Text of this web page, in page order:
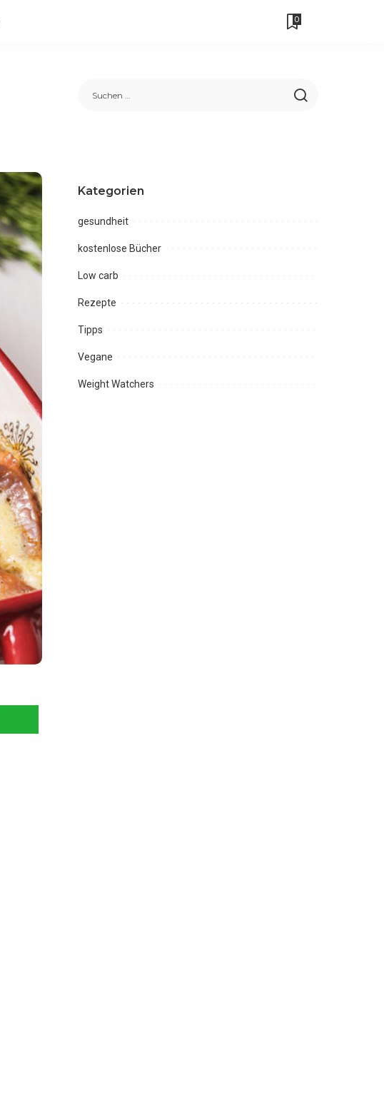
0
Kategorien
gesundheit
kostenlose Bücher
Low carb
Rezepte
Tipps
Vegane
Weight Watchers